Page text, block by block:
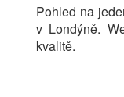
Pohled na
v Londýně.
kvalitě.